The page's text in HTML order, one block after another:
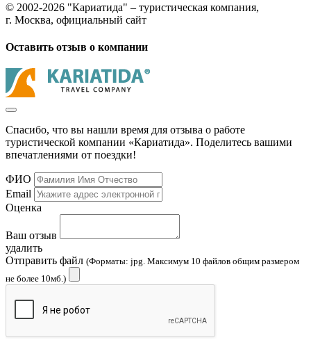
© 2002-2026 "Кариатида" – туристическая компания,
г. Москва, официальный сайт
Оставить отзыв о компании
Спасибо, что вы нашли время для отзыва о работе
туристической компании «Кариатида». Поделитесь вашими
впечатлениями от поездки!
ФИО
Email
Оценка
Ваш отзыв
удалить
Отправить файл (Форматы: jpg. Максимум 10 файлов общим размером
не более 10мб.)